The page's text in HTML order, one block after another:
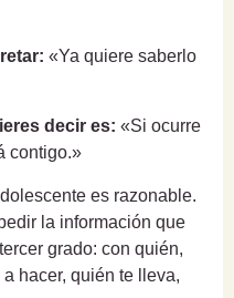
«Ya quiere saberlo
decir es: «Si ocurre
contigo.»
es razonable.
la información que
grado: con quién,
hacer, quién te lleva,